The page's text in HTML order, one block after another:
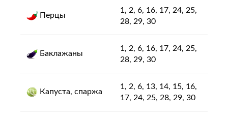
Перцы
1, 2, 6, 16, 17, 24, 25,
28, 29, 30
Баклажаны
1, 2, 6, 16, 17, 24, 25,
28, 29, 30
Капуста, спаржа
1, 2, 6, 13, 14, 15, 16,
17, 24, 25, 28, 29, 30